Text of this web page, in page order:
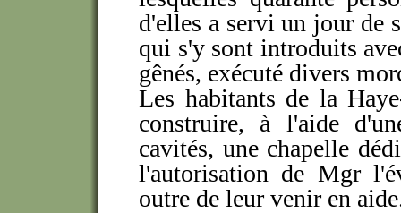
d'elles a servi un jour de
qui s'y sont introduits
gênés, exécuté divers
Les habitants de la
construire, à l'aide
cavités, une chapelle
l'autorisation de Mgr
outre de leur venir en